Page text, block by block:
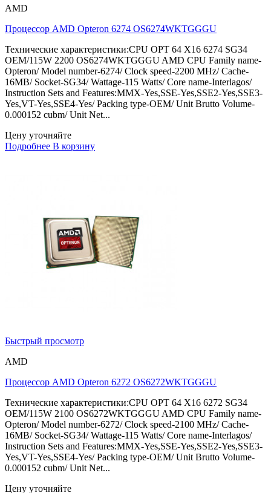
AMD
Процессор AMD Opteron 6274 OS6274WKTGGGU
Технические характеристики:CPU OPT 64 X16 6274 SG34
OEM/115W 2200 OS6274WKTGGGU AMD CPU Family name-
Opteron/ Model number-6274/ Clock speed-2200 MHz/ Cache-
16MB/ Socket-SG34/ Wattage-115 Watts/ Core name-Interlagos/
Instruction Sets and Features:MMX-Yes,SSE-Yes,SSE2-Yes,SSE3-
Yes,VT-Yes,SSE4-Yes/ Packing type-OEM/ Unit Brutto Volume-
0.000152 cubm/ Unit Net...
Цену уточняйте
Подробнее В корзину
Быстрый просмотр
AMD
Процессор AMD Opteron 6272 OS6272WKTGGGU
Технические характеристики:CPU OPT 64 X16 6272 SG34
OEM/115W 2100 OS6272WKTGGGU AMD CPU Family name-
Opteron/ Model number-6272/ Clock speed-2100 MHz/ Cache-
16MB/ Socket-SG34/ Wattage-115 Watts/ Core name-Interlagos/
Instruction Sets and Features:MMX-Yes,SSE-Yes,SSE2-Yes,SSE3-
Yes,VT-Yes,SSE4-Yes/ Packing type-OEM/ Unit Brutto Volume-
0.000152 cubm/ Unit Net...
Цену уточняйте